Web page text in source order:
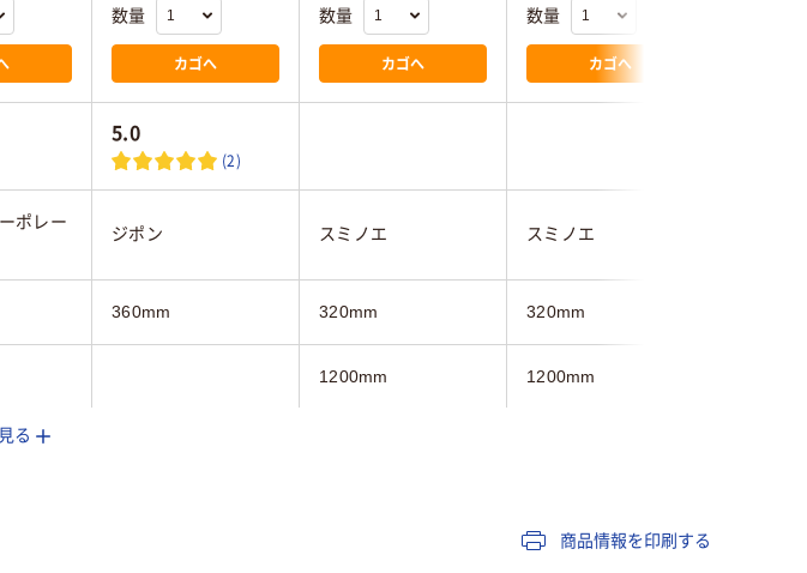
数量
カゴへ
数量
カゴへ
数量
カゴへ
5.0
(2)
ポレー
ジポン スミノエ スミノエ
360mm 320mm 320mm
1200mm 1200mm
る
商品情報を印刷する